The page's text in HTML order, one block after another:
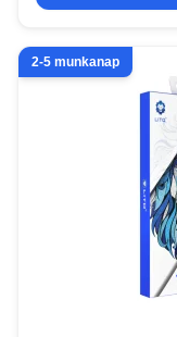
2-5 munkanap